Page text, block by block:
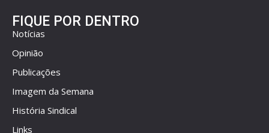
FIQUE POR DENTRO
Notícias
Opinião
Publicações
Imagem da Semana
História Sindical
Links